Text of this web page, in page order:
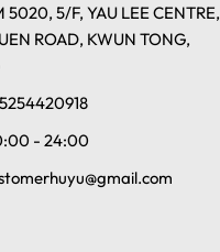
5020, 5/F, YAU LEE CENTRE,
ROAD, KWUN TONG,
- 24:00